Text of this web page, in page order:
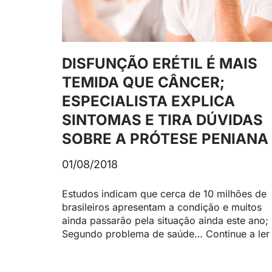
DISFUNÇÃO ERÉTIL É MAIS
TEMIDA QUE CÂNCER;
ESPECIALISTA EXPLICA
SINTOMAS E TIRA DÚVIDAS
SOBRE A PRÓTESE PENIANA
01/08/2018
Estudos indicam que cerca de 10 milhões de
brasileiros apresentam a condição e muitos
ainda passarão pela situação ainda este ano;
Segundo problema de saúde… Continue a ler